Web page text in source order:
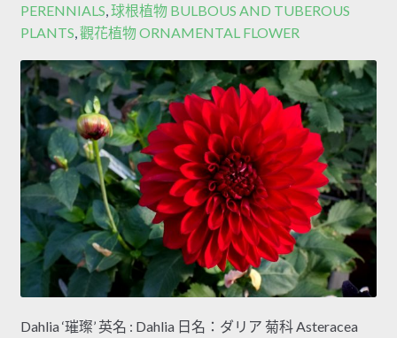
PERENNIALS 球根植物 BULBOUS AND TUBEROUS
PLANTS 觀花植物 ORNAMENTAL FLOWER
Dahlia ‘璀璨’ 英名 : Dahlia 日名：ダリア 菊科 Asteracea